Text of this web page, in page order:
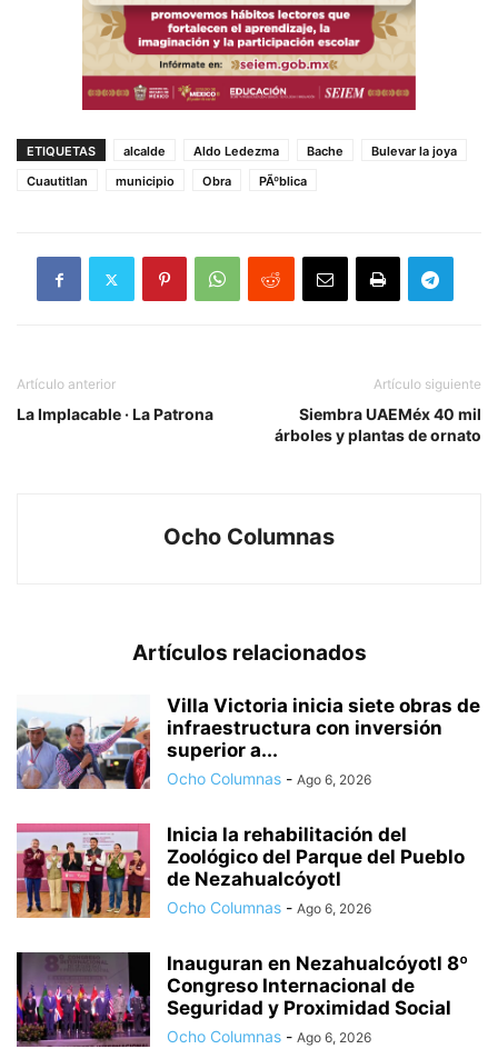
ETIQUETAS alcalde Aldo Ledezma Bache
Bulevar la joya
Cuautitlan
municipio Obra PÃºblica
Artículo anterior
La Implacable · La Patrona
Artículo siguiente
Siembra UAEMéx 40 mil
árboles y plantas de ornato
Ocho Columnas
Artículos relacionados
Villa Victoria inicia siete obras de
infraestructura con inversión
superior a...
Ocho Columnas - Ago 6, 2026
Inicia la rehabilitación del
Zoológico del Parque del Pueblo
de Nezahualcóyotl
Ocho Columnas - Ago 6, 2026
Inauguran en Nezahualcóyotl 8º
Congreso Internacional de
Seguridad y Proximidad Social
Ocho Columnas - Ago 6, 2026